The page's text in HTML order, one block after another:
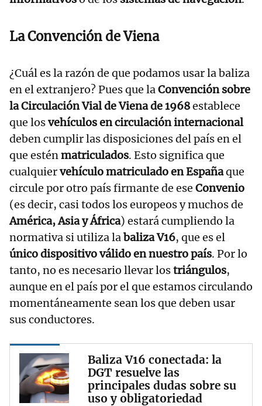
La Convención de Viena
¿Cuál es la razón de que podamos usar la baliza
en el extranjero? Pues que laConvención sobre
la Circulación Vial de Viena de 1968establece
que losvehículos en circulación internacional
deben cumplir las disposiciones del país en el
que esténmatriculados. Esto significa que
cualquiervehículo matriculado en Españaque
circule por otro país firmante de ese Convenio
(es decir, casi todos los europeos y muchos de
América, Asia y África) estará cumpliendo la
normativa si utiliza labaliza V16, que es el
único dispositivo válido en nuestro país. Por lo
tanto, no es necesario llevar lostriángulos,
aunque en el país por el que estamos circulando
momentáneamente sean los que deben usar
sus conductores.
Baliza V16 conectada: la
DGT resuelve las
principales dudas sobre su
uso y obligatoriedad